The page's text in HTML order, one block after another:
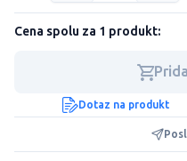
Cena spolu za 1 produkt:
Dotaz na produkt